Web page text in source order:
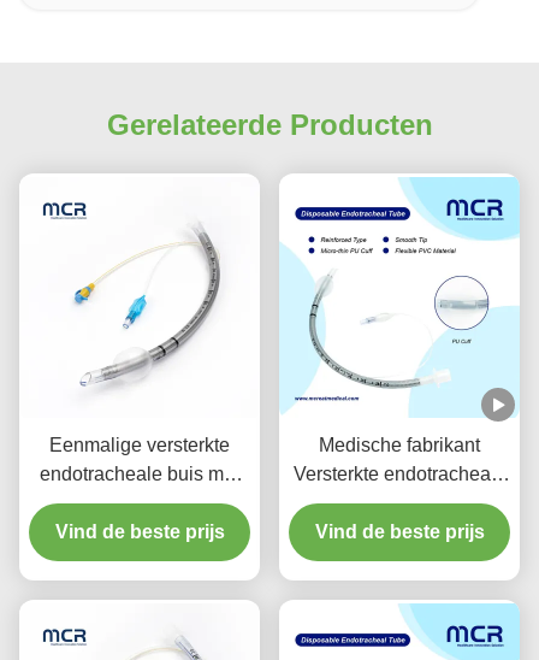
Gerelateerde Producten
Eenmalige versterkte
endotracheale buis met
zuigpoort voor VAP-
preventie
Vind de beste prijs
Medische fabrikant
Versterkte endotracheale
buis voor eenmalig
gebruik DEHPvrij
Vind de beste prijs